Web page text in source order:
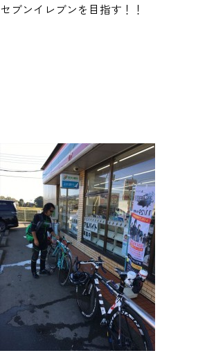
セブンイレブンを目指す！！